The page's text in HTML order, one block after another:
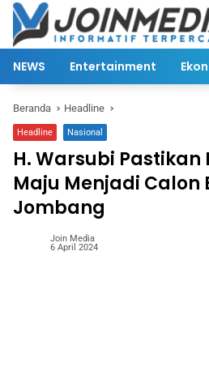
Langsung
konten
NEWS Entertainment
Beranda Headline
Headline Nasional
H. Warsubi Pastikan
Maju Menjadi Calon
Jombang
Join Media
6 April 2024